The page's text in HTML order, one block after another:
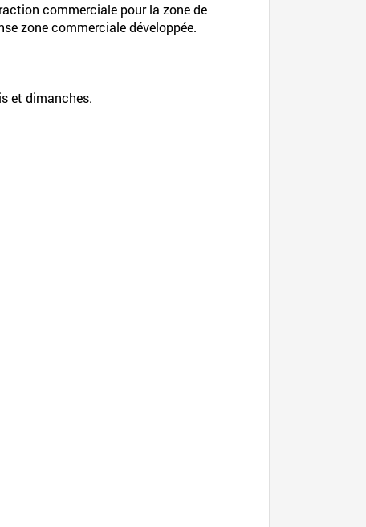
commerciale pour la zone de
zone commerciale développée.
et dimanches.